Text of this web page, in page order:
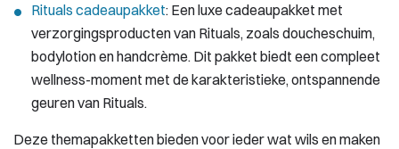
Rituals cadeaupakket: Een luxe cadeaupakket met
verzorgingsproducten van Rituals, zoals doucheschuim,
bodylotion en handcrème. Dit pakket biedt een compleet
wellness-moment met de karakteristieke, ontspannende
geuren van Rituals.
Deze themapakketten bieden voor ieder wat wils en maken